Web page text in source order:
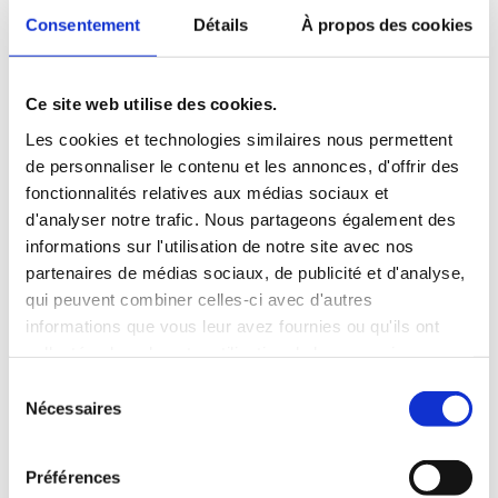
Consentement Détails À propos des cookies
Ce site web utilise des cookies.
Les cookies et technologies similaires nous permettent
de personnaliser le contenu et les annonces, d'offrir des
fonctionnalités relatives aux médias sociaux et
d'analyser notre trafic. Nous partageons également des
informations sur l'utilisation de notre site avec nos
partenaires de médias sociaux, de publicité et d'analyse,
qui peuvent combiner celles-ci avec d'autres
informations que vous leur avez fournies ou qu'ils ont
Nécessaires
Préférences
4. Compétences linguistiques
Français : merci d’indiquer votre niveau selon le Cadre
européen de référence pour les langues (CECR) :
B1